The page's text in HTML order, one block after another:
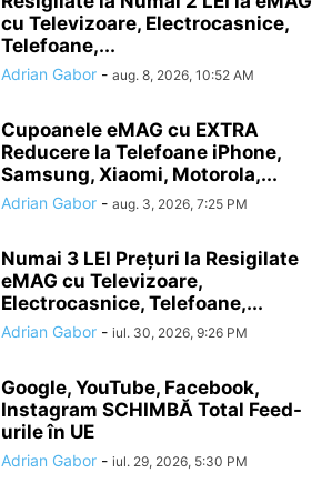
cu Televizoare, Electrocasnice,
Telefoane,...
Adrian Gabor - aug. 8, 2026, 10:52 AM
Cupoanele eMAG cu EXTRA
Reducere la Telefoane iPhone,
Samsung, Xiaomi, Motorola,...
Adrian Gabor - aug. 3, 2026, 7:25 PM
Numai 3 LEI Prețuri la Resigilate
eMAG cu Televizoare,
Electrocasnice, Telefoane,...
Adrian Gabor - iul. 30, 2026, 9:26 PM
Google, YouTube, Facebook,
Instagram SCHIMBĂ Total Feed-
urile în UE
Adrian Gabor - iul. 29, 2026, 5:30 PM